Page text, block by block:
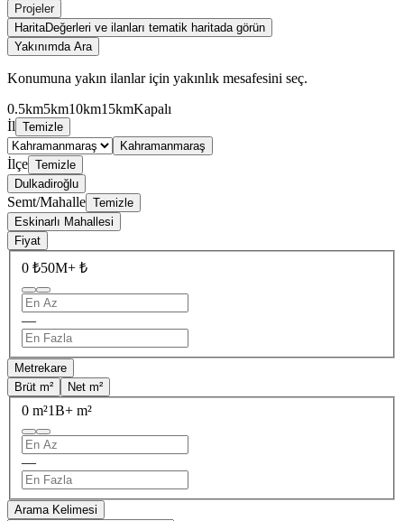
Projeler
HaritaDeğerleri ve ilanları tematik haritada görün
Yakınımda Ara
Konumuna yakın ilanlar için yakınlık mesafesini seç.
0.5km5km10km15kmKapalı
İl Temizle
Kahramanmaraş
İlçe Temizle
Dulkadiroğlu
Semt/Mahalle Temizle
Eskinarlı Mahallesi
Fiyat
0 ₺50M+ ₺
—
Metrekare
Brüt m²
Net m²
0 m²1B+ m²
—
Arama Kelimesi